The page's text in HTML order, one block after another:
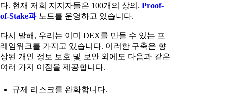
다. 현재 저희 지지자들은 100개의 상의. Proof-
of-Stake과노드를 운영하고 있습니다.
다시 말해, 우리는 이미 DEX를 만들 수 있는 프
레임워크를 가지고 있습니다. 이러한 구축은 향
상된 개인 정보 보호 및 보안 외에도 다음과 같은
여러 가지 이점을 제공합니다.
규제 리스크를 완화합니다.